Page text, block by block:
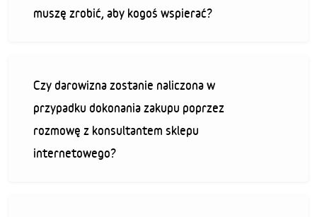
muszę zrobić, aby kogoś wspierać?
Czy darowizna zostanie naliczona w
przypadku dokonania zakupu poprzez
rozmowę z konsultantem sklepu
internetowego?